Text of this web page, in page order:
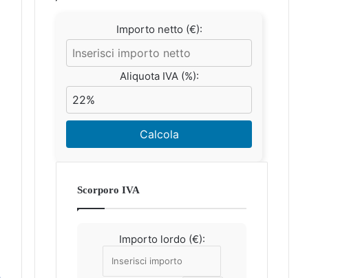
Importo netto (€):
Aliquota IVA (%):
Calcola
Scorporo IVA
Importo lordo (€):